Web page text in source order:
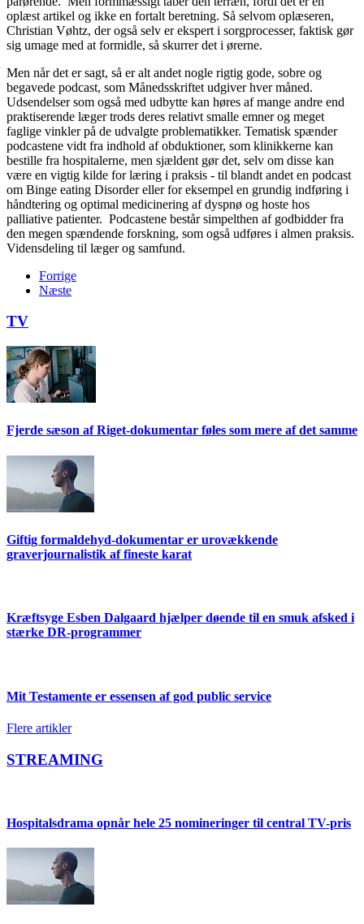
oplæst artikel og ikke en fortalt beretning. Så selvom oplæseren,
Christian Vøhtz, der også selv er ekspert i sorgprocesser, faktisk gør
sig umage med at formidle, så skurrer det i ørerne.
Men når det er sagt, så er alt andet nogle rigtig gode, sobre og
begavede podcast, som Månedsskriftet udgiver hver måned.
Udsendelser som også med udbytte kan høres af mange andre end
praktiserende læger trods deres relativt smalle emner og meget
faglige vinkler på de udvalgte problematikker. Tematisk spænder
podcastene vidt fra indhold af obduktioner, som klinikkerne kan
bestille fra hospitalerne, men sjældent gør det, selv om disse kan
være en vigtig kilde for læring i praksis - til blandt andet en podcast
om Binge eating Disorder eller for eksempel en grundig indføring i
håndtering og optimal medicinering af dyspnø og hoste hos
palliative patienter. Podcastene består simpelthen af godbidder fra
den megen spændende forskning, som også udføres i almen praksis.
Vidensdeling til læger og samfund.
Forrige
Næste
TV
Fjerde sæson af Riget-dokumentar føles som mere af det samme
Giftig formaldehyd-dokumentar er urovækkende
graverjournalistik af fineste karat
Kræftsyge Esben Dalgaard hjælper døende til en smuk afsked i
stærke DR-programmer
Mit Testamente er essensen af god public service
Flere artikler
STREAMING
Hospitalsdrama opnår hele 25 nomineringer til central TV-pris